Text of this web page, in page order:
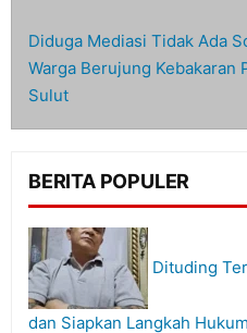
Diduga Mediasi Tidak Ada
Warga Berujung Kebakaran
Sulut
BERITA POPULER
Dituding
dan Siapkan Langkah